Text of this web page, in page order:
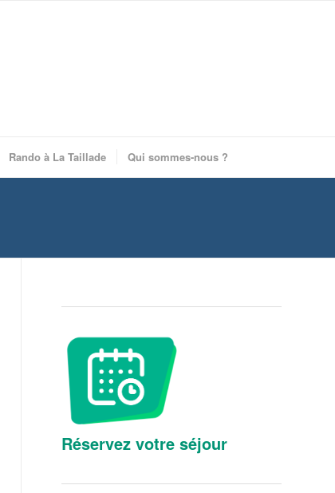
Rando à La Taillade Qui sommes-nous ?
Réservez votre séjour